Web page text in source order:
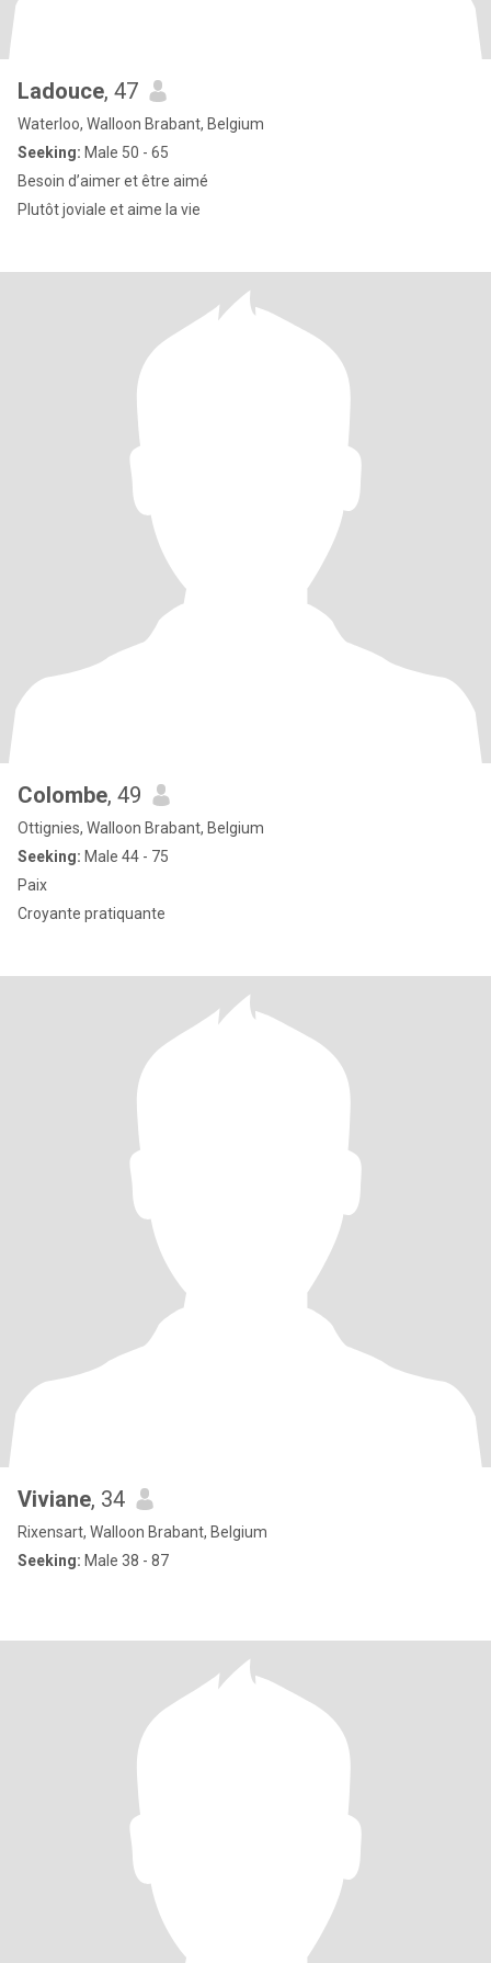
Ladouce, 47
Waterloo, Walloon Brabant, Belgium
Seeking: Male 50 - 65
Besoin d’aimer et être aimé
Plutôt joviale et aime la vie
Colombe, 49
Ottignies, Walloon Brabant, Belgium
Seeking: Male 44 - 75
Paix
Croyante pratiquante
Viviane, 34
Rixensart, Walloon Brabant, Belgium
Seeking: Male 38 - 87